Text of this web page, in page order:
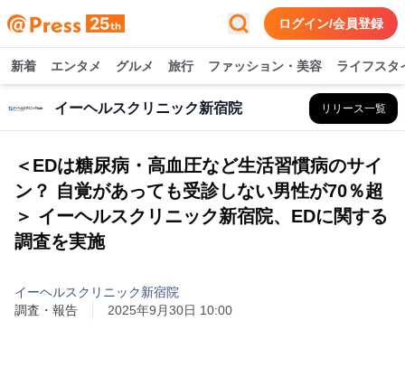
ログイン/会員登録
新着 エンタメ グルメ 旅行 ファッション・美容 ライフスタ
イーヘルスクリニック新宿院 リリース一覧
＜EDは糖尿病・高血圧など生活習慣病のサイ
ン？ 自覚があっても受診しない男性が70％超
＞ イーヘルスクリニック新宿院、EDに関する
調査を実施
イーヘルスクリニック新宿院
調査・報告
2025年9月30日 10:00